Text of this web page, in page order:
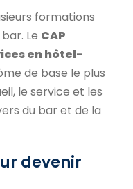
formations
Le CAP
en hôtel-
de base le plus
le service et les
du bar et de la
devenir